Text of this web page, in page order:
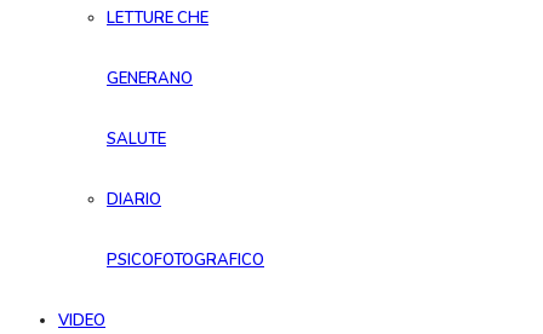
LETTURE CHE
GENERANO
SALUTE
DIARIO
PSICOFOTOGRAFICO
VIDEO